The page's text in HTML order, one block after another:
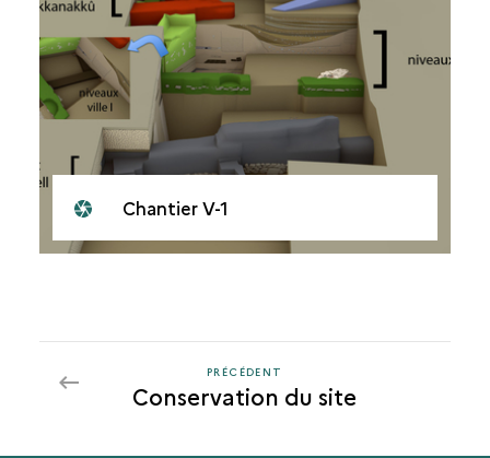
Chantier V-1
PRÉCÉDENT
PRÉCÉDENT
Conservation du site